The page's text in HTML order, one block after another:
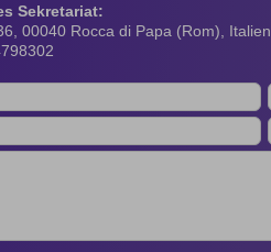
Sekretariat:
00040 Rocca di Papa (Rom), Italien